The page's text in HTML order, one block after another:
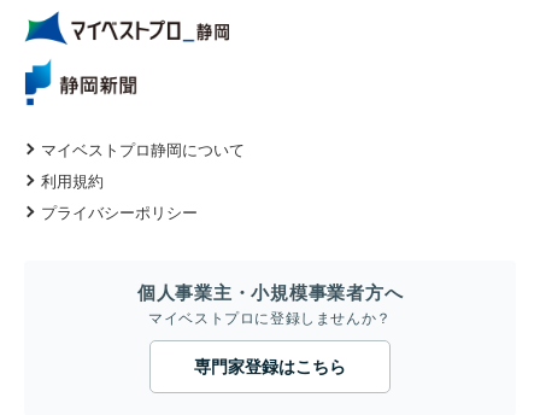
マイベストプロ静岡について
利用規約
プライバシーポリシー
個人事業主・小規模事業者方へ
マイベストプロに登録しませんか？
専門家登録はこちら